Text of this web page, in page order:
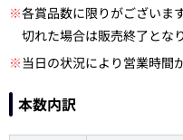
※各賞品数に限りがございま
切れた場合は販売終了とな
※当日の状況により営業時間
本数内訳